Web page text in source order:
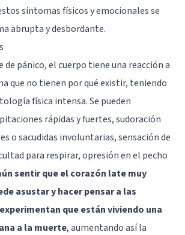
síntomas físicos y emocionales se
abrupta y desbordante.
de pánico, el cuerpo tiene una reacción a
que no tienen por qué existir, teniendo
física intensa. Se pueden
rápidas y fuertes, sudoración
o sacudidas involuntarias, sensación de
para respirar, opresión en el pecho
sentir que el corazón late muy
asustar y hacer pensar a las
que están viviendo una
a la muerte, aumentando así la